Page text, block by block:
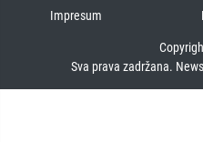
Impresum
Sva prava zadržana.